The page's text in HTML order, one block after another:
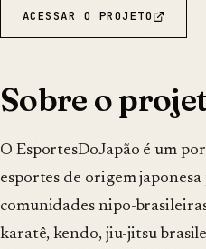
ACESSAR O PROJETO
Sobre o
O EsportesDoJapão é um
esportes de origem
comunidades nipo-
karatê, kendo, jiu-jitsu